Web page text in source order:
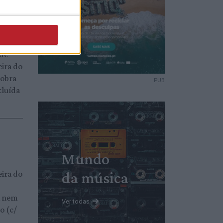
do
do
nem
(c/
PUB
Mundo
da música
Ver todas